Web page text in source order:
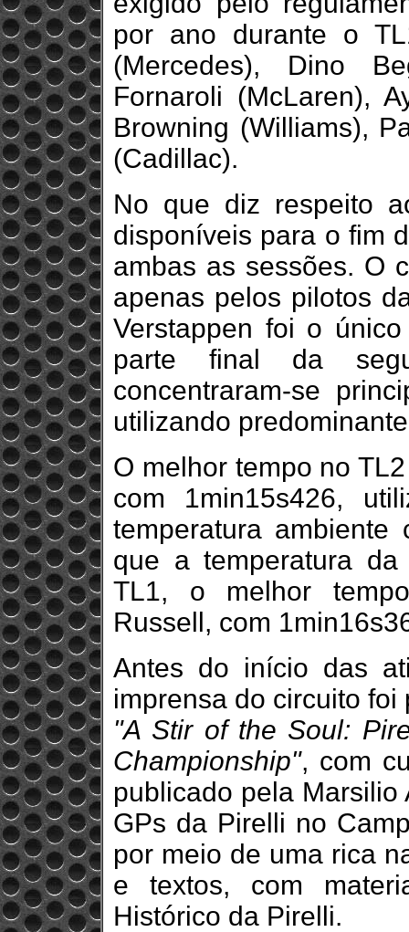
por ano durante o
(Mercedes), Dino
Fornaroli (McLaren),
Browning (Williams),
(Cadillac).
No que diz respeito
disponíveis para o fim
ambas as sessões. O
apenas pelos pilotos
Verstappen foi o
parte final da
concentraram-se
utilizando
O melhor tempo no
com 1min15s426,
temperatura ambiente
que a temperatura
TL1, o melhor
Russell, com
Antes do início das
imprensa do circuito
"A Stir of the Soul:
Championship", com
publicado pela
GPs da Pirelli no
por meio de uma rica
e textos, com
Histórico da Pirelli.